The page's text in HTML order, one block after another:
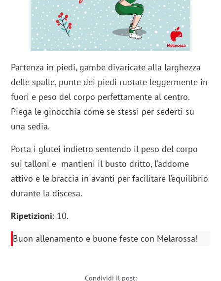
Partenza in piedi, gambe divaricate alla larghezza
delle spalle, punte dei piedi ruotate leggermente in
fuori e peso del corpo perfettamente al centro.
Piega le ginocchia come se stessi per sederti su
una sedia.
Porta i glutei indietro sentendo il peso del corpo
sui talloni e mantieni il busto dritto, l’addome
attivo e le braccia in avanti per facilitare l’equilibrio
durante la discesa.
Ripetizioni: 10.
Buon allenamento e buone feste con Melarossa!
Condividi il post: